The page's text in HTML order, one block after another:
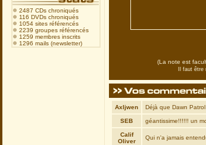
2487 CDs chroniqués
116 DVDs chroniqués
1054 sites référencés
2239 groupes référencés
1259 membres inscrits
1296 mails (newsletter)
(La note est
Il faut
Axljwen Déjà que Dawn Patrol
SEB géantissime!!!!!! un
Calif
Oliver
Qui n'a jamais